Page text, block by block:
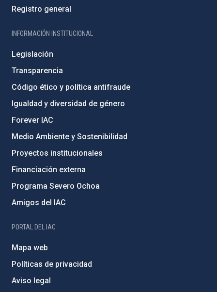
Registro general
INFORMACIÓN INSTITUCIONAL
Legislación
Transparencia
Código ético y política antifraude
Igualdad y diversidad de género
Forever IAC
Medio Ambiente y Sostenibilidad
Proyectos institucionales
Financiación externa
Programa Severo Ochoa
Amigos del IAC
PORTAL DEL IAC
Mapa web
Políticas de privacidad
Aviso legal